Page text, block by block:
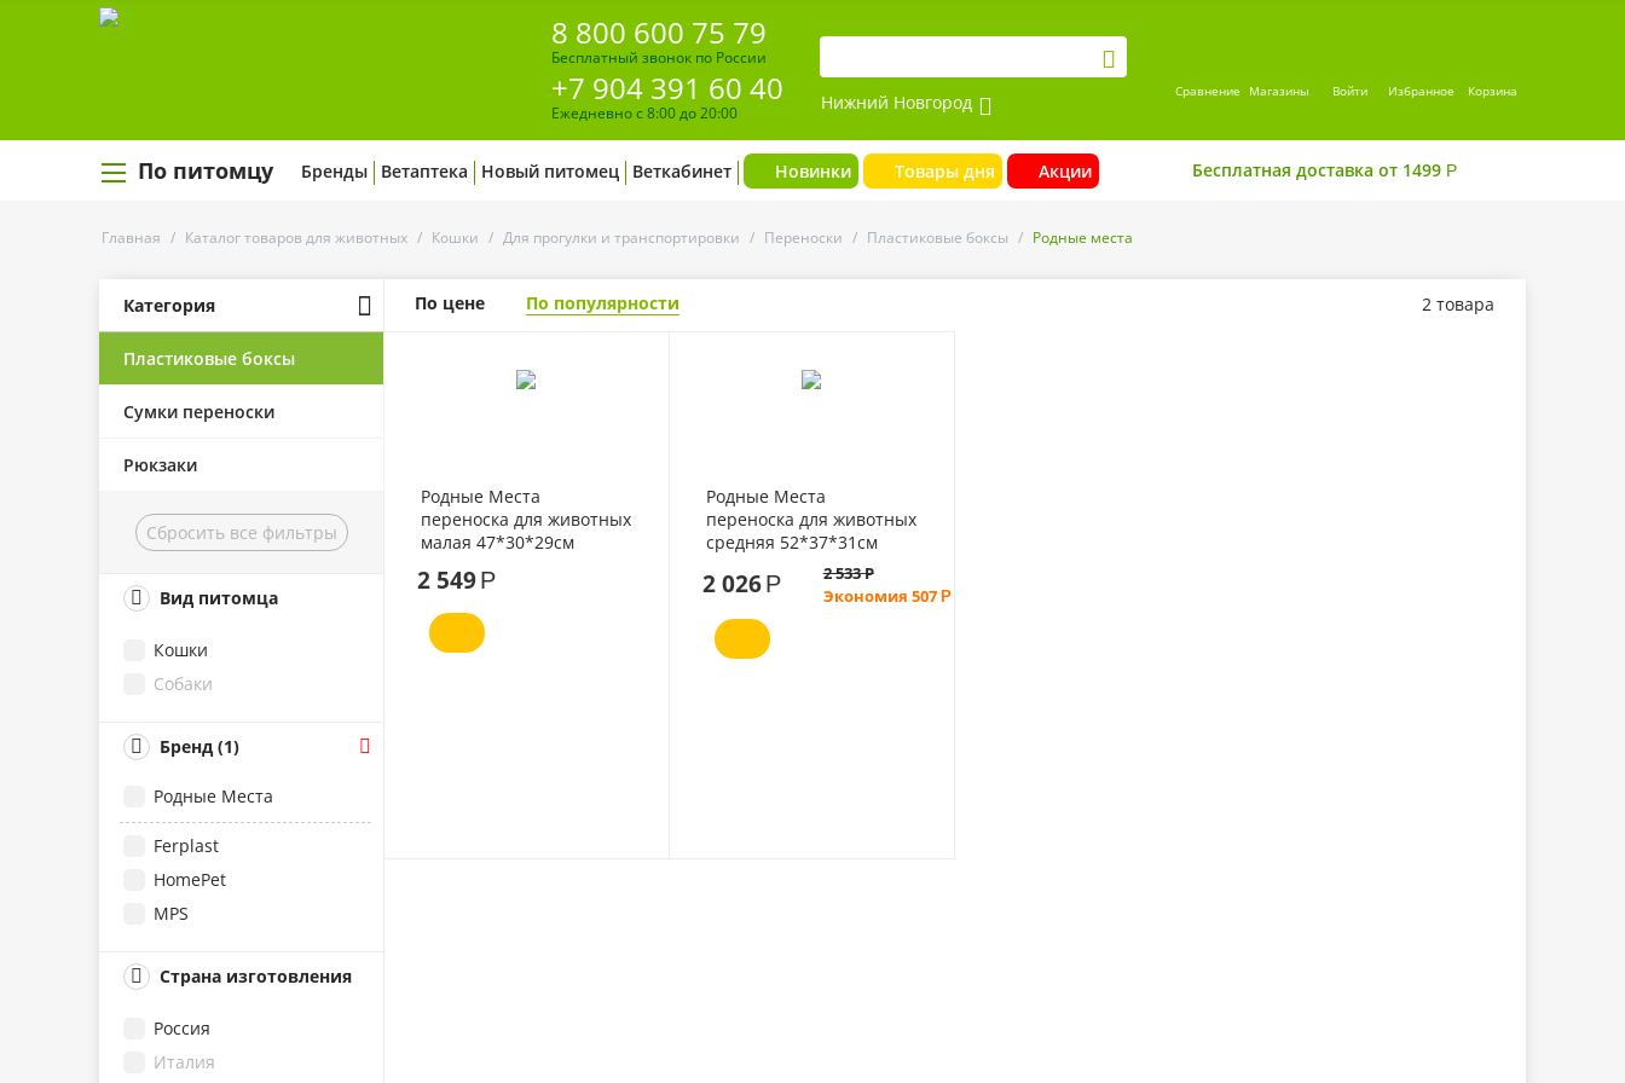
8 800 600 75 79
Бесплатный звонок по России
+7 904 391 60 40
Ежедневно с 8:00 до 20:00 Нижний Новгород Сравнение Магазины Войти Избранное Корзина
По питомцу Бренды Ветаптека Новый питомец Веткабинет Новинки Товары дня Акции Бесплатная доставка от 1499 Р
Главная / Каталог товаров для животных / Кошки / Для прогулки и транспортировки / Переноски / Пластиковые боксы / Родные места
Категория
Пластиковые боксы
Сумки переноски
Рюкзаки
Сбросить все фильтры
Вид питомца
Кошки
Собаки
Бренд (1)
Родные Места
Ferplast
HomePet
MPS
Страна изготовления
Россия
Италия
По цене По популярности 2 товара
Родные Места
переноска для животных
малая 47*30*29см
2 549Р
Родные Места
переноска для животных
средняя 52*37*31см
2 026Р 2 533Р
Экономия 507 Р